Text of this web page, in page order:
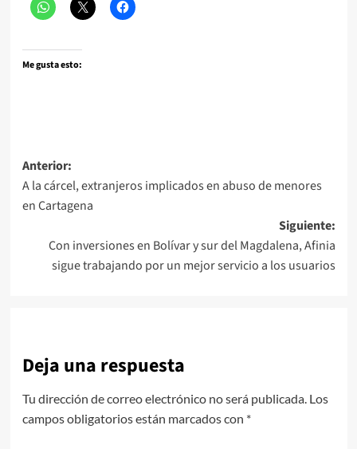
Me gusta esto:
Navegación
de
entradas
Anterior:
A la cárcel, extranjeros implicados en abuso de menores
en Cartagena
Siguiente:
Con inversiones en Bolívar y sur del Magdalena, Afinia
sigue trabajando por un mejor servicio a los usuarios
Deja una respuesta
Tu dirección de correo electrónico no será publicada. Los
campos obligatorios están marcados con *